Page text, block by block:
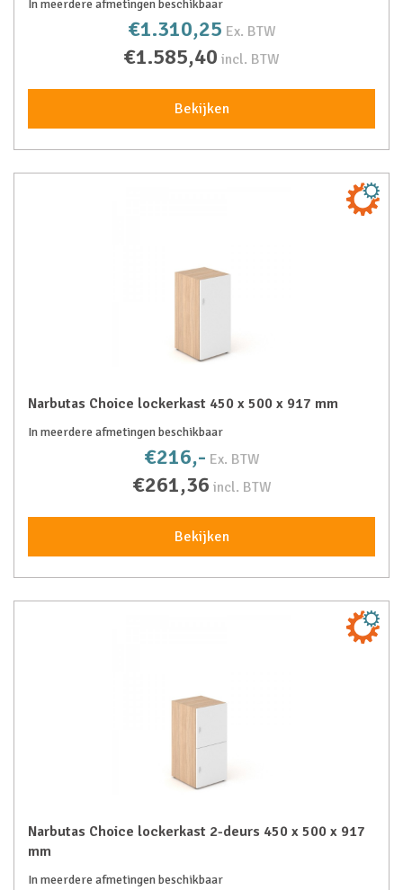
In meerdere afmetingen beschikbaar
€1.310,25 Ex. BTW
€1.585,40 incl. BTW
Bekijken
Narbutas Choice lockerkast 450 x 500 x 917 mm
In meerdere afmetingen beschikbaar
€216,- Ex. BTW
€261,36 incl. BTW
Bekijken
Narbutas Choice lockerkast 2-deurs 450 x 500 x 917
mm
In meerdere afmetingen beschikbaar